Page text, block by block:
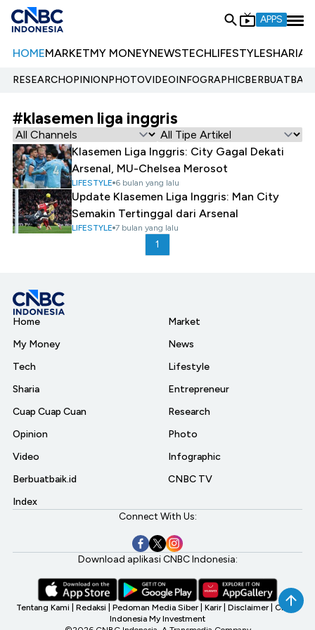
APPS
HOMEMARKETMY MONEYNEWSTECHLIFESTYLESHARIA
RESEARCHOPINIONPHOTOVIDEOINFOGRAPHIC
#klasemen liga inggris
Klasemen Liga Inggris: City Gagal Dekati
Arsenal, MU-Chelsea Merosot
LIFESTYLE 6 bulan yang lalu
Update Klasemen Liga Inggris: Man City
Semakin Tertinggal dari Arsenal
LIFESTYLE 7 bulan yang lalu
1
Home
My Money
Tech
Sharia
Cuap Cuap Cuan
Opinion
Video
Berbuatbaik.id
Index
Market
News
Lifestyle
Entrepreneur
Research
Photo
Infographic
CNBC TV
Connect With Us:
Download aplikasi CNBC Indonesia:
Tentang Kami Redaksi Pedoman Media Siber Karir Disclaimer CNBC
Indonesia My Investment